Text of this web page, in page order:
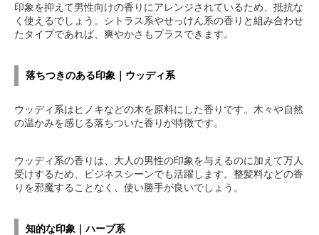
印象を抑えて男性向けの香りにアレンジされているため、抵抗な
く使えるでしょう。シトラス系やせっけん系の香りと組み合わせ
たタイプであれば、爽やかさもプラスできます。
落ちつきのある印象｜ウッディ系
ウッディ系はヒノキなどの木を原料にした香りです。木々や自然
の温かみを感じる落ちついた香りが特徴です。
ウッディ系の香りは、大人の男性の印象を与えるのに加えて万人
受けするため、ビジネスシーンでも活躍します。整髪料などの香
りを邪魔することなく、使い勝手が良いでしょう。
知的な印象｜ハーブ系